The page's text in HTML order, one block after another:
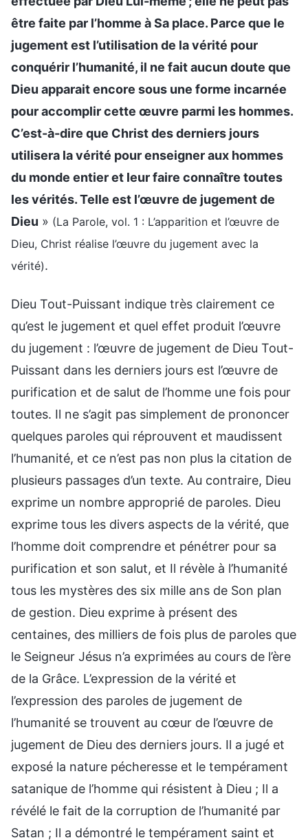
être faite par l’homme à Sa place. Parce que le
jugement est l’utilisation de la vérité pour
conquérir l’humanité, il ne fait aucun doute que
Dieu apparait encore sous une forme incarnée
pour accomplir cette œuvre parmi les hommes.
C’est-à-dire que Christ des derniers jours
utilisera la vérité pour enseigner aux hommes
du monde entier et leur faire connaître toutes
les vérités. Telle est l’œuvre de jugement de
Dieu » (La Parole, vol. 1 : L’apparition et l’œuvre de
Dieu, Christ réalise l’œuvre du jugement avec la
vérité).
Dieu Tout-Puissant indique très clairement ce
qu’est le jugement et quel effet produit l’œuvre
du jugement : l’œuvre de jugement de Dieu Tout-
Puissant dans les derniers jours est l’œuvre de
purification et de salut de l’homme une fois pour
toutes. Il ne s’agit pas simplement de prononcer
quelques paroles qui réprouvent et maudissent
l’humanité, et ce n’est pas non plus la citation de
plusieurs passages d’un texte. Au contraire, Dieu
exprime un nombre approprié de paroles. Dieu
exprime tous les divers aspects de la vérité, que
l’homme doit comprendre et pénétrer pour sa
purification et son salut, et Il révèle à l’humanité
tous les mystères des six mille ans de Son plan
de gestion. Dieu exprime à présent des
centaines, des milliers de fois plus de paroles que
le Seigneur Jésus n’a exprimées au cours de l’ère
de la Grâce. L’expression de la vérité et
l’expression des paroles de jugement de
l’humanité se trouvent au cœur de l’œuvre de
jugement de Dieu des derniers jours. Il a jugé et
exposé la nature pécheresse et le tempérament
satanique de l’homme qui résistent à Dieu ; Il a
révélé le fait de la corruption de l’humanité par
Satan ; Il a démontré le tempérament saint et